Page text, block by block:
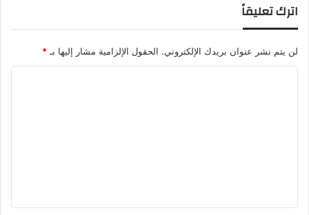
اترك تعليقاً
لن يتم نشر عنوان بريدك الإلكتروني. الحقول الإلزامية مشار إليها بـ *